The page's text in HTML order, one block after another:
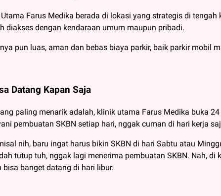
Farus Medika berada di lokasi yang strategis di tengah
diakses dengan kendaraan umum maupun pribadi.
pun luas, aman dan bebas biaya parkir, baik parkir mobil
Datang Kapan Saja
paling menarik adalah, klinik utama Farus Medika buka
pembuatan SKBN setiap hari, nggak cuman di hari kerja
nih, baru ingat harus bikin SKBN di hari Sabtu atau
tutup tuh, nggak lagi menerima pembuatan SKBN. Nah, di
bisa banget datang di hari libur.